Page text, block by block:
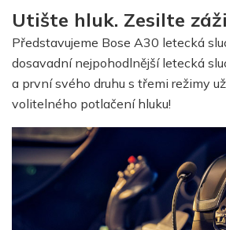
Utište hluk. Zesilte
Představujeme Bose A30 letecká
dosavadní nejpohodlnější letecká
a první svého druhu s třemi režimy
volitelného potlačení hluku!